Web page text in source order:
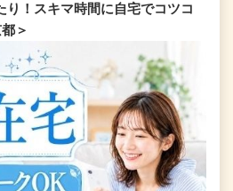
り！スキマ時間に自宅でコツコ
＞